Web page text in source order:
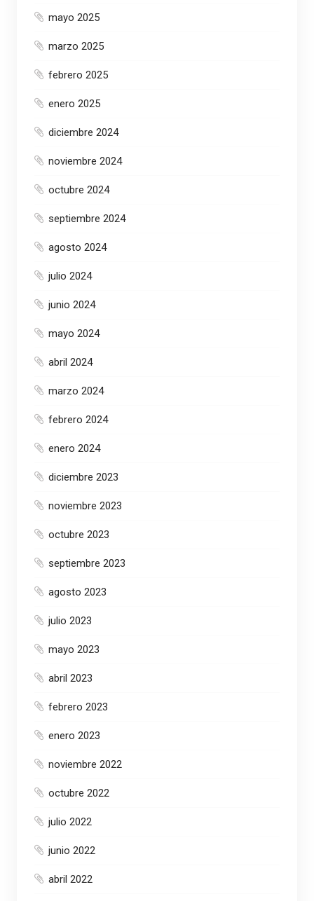
mayo 2025
marzo 2025
febrero 2025
enero 2025
diciembre 2024
noviembre 2024
octubre 2024
septiembre 2024
agosto 2024
julio 2024
junio 2024
mayo 2024
abril 2024
marzo 2024
febrero 2024
enero 2024
diciembre 2023
noviembre 2023
octubre 2023
septiembre 2023
agosto 2023
julio 2023
mayo 2023
abril 2023
febrero 2023
enero 2023
noviembre 2022
octubre 2022
julio 2022
junio 2022
abril 2022